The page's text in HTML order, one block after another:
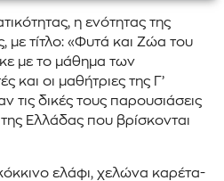
η ενότητας της
με τίτλο: «Φυτά και Ζώα του
με το μάθημα των
και οι μαθήτριες της Γ’
τις δικές τους παρουσιάσεις
Ελλάδας που βρίσκονται
ελάφι, χελώνα καρέτα-